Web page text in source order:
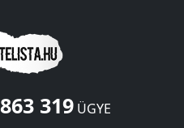
863 319ÜGYE